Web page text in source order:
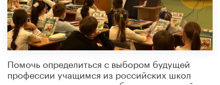
Помочь определиться с выбором будущей
профессии учащимся из российских школ